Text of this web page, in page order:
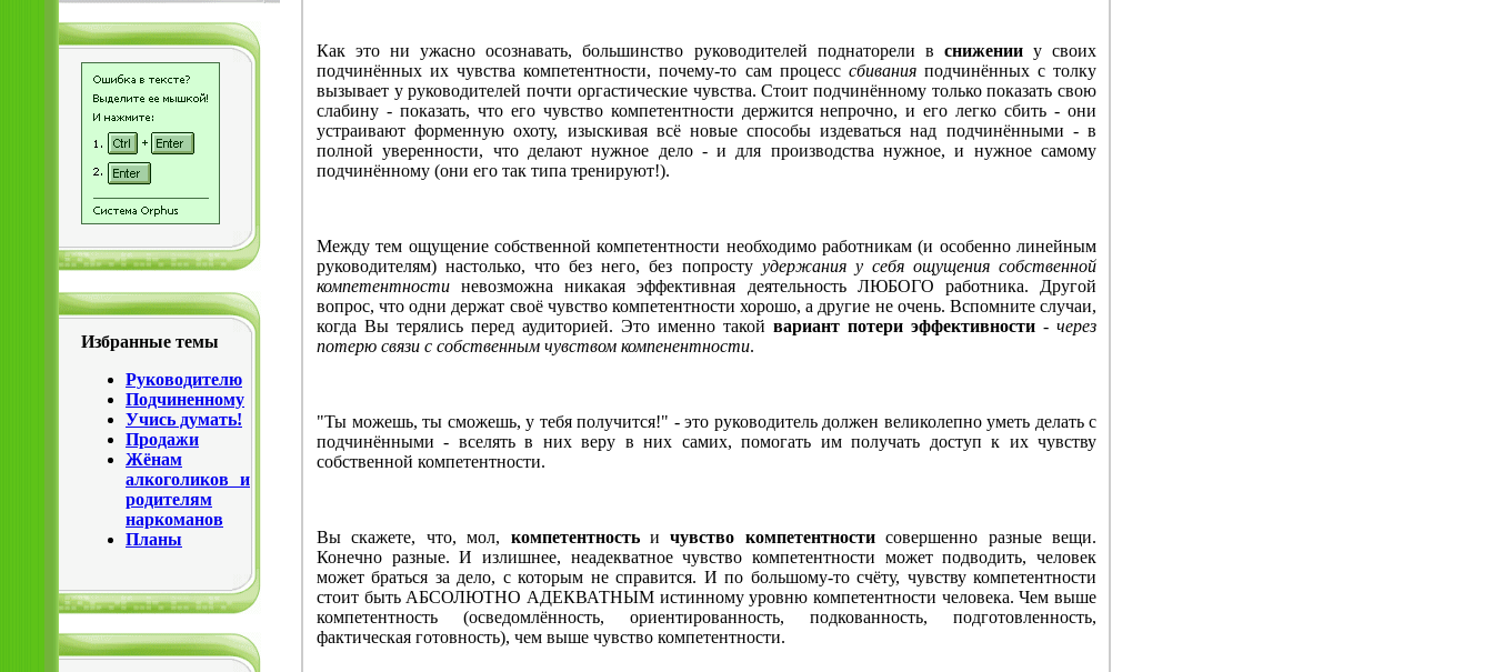
Избранные темы
Руководителю
Подчиненному
Учись думать!
Продажи
Жёнам
алкоголиков и
родителям
наркоманов
Планы
Как это ни ужасно осознавать, большинство руководителей поднаторели в снижении у своих
подчинённых их чувства компетентности, почему-то сам процесс сбивания подчинённых с толку
вызывает у руководителей почти оргастические чувства. Стоит подчинённому только показать свою
слабину - показать, что его чувство компетентности держится непрочно, и его легко сбить - они
устраивают форменную охоту, изыскивая всё новые способы издеваться над подчинёнными - в
полной уверенности, что делают нужное дело - и для производства нужное, и нужное самому
подчинённому (они его так типа тренируют!).
Между тем ощущение собственной компетентности необходимо работникам (и особенно линейным
руководителям) настолько, что без него, без попросту удержания у себя ощущения собственной
компетентности невозможна никакая эффективная деятельность ЛЮБОГО работника. Другой
вопрос, что одни держат своё чувство компетентности хорошо, а другие не очень. Вспомните случаи,
когда Вы терялись перед аудиторией. Это именно такой вариант потери эффективности - через
потерю связи с собственным чувством компенентности.
"Ты можешь, ты сможешь, у тебя получится!" - это руководитель должен великолепно уметь делать с
подчинёнными - вселять в них веру в них самих, помогать им получать доступ к их чувству
собственной компетентности.
Вы скажете, что, мол, компетентностьичувство компетентностисовершенно разные вещи.
Конечно разные. И излишнее, неадекватное чувство компетентности может подводить, человек
может браться за дело, с которым не справится. И по большому-то счёту, чувству компетентности
стоит быть АБСОЛЮТНО АДЕКВАТНЫМ истинному уровню компетентности человека. Чем выше
компетентность (осведомлённость, ориентированность, подкованность, подготовленность,
фактическая готовность), чем выше чувство компетентности.